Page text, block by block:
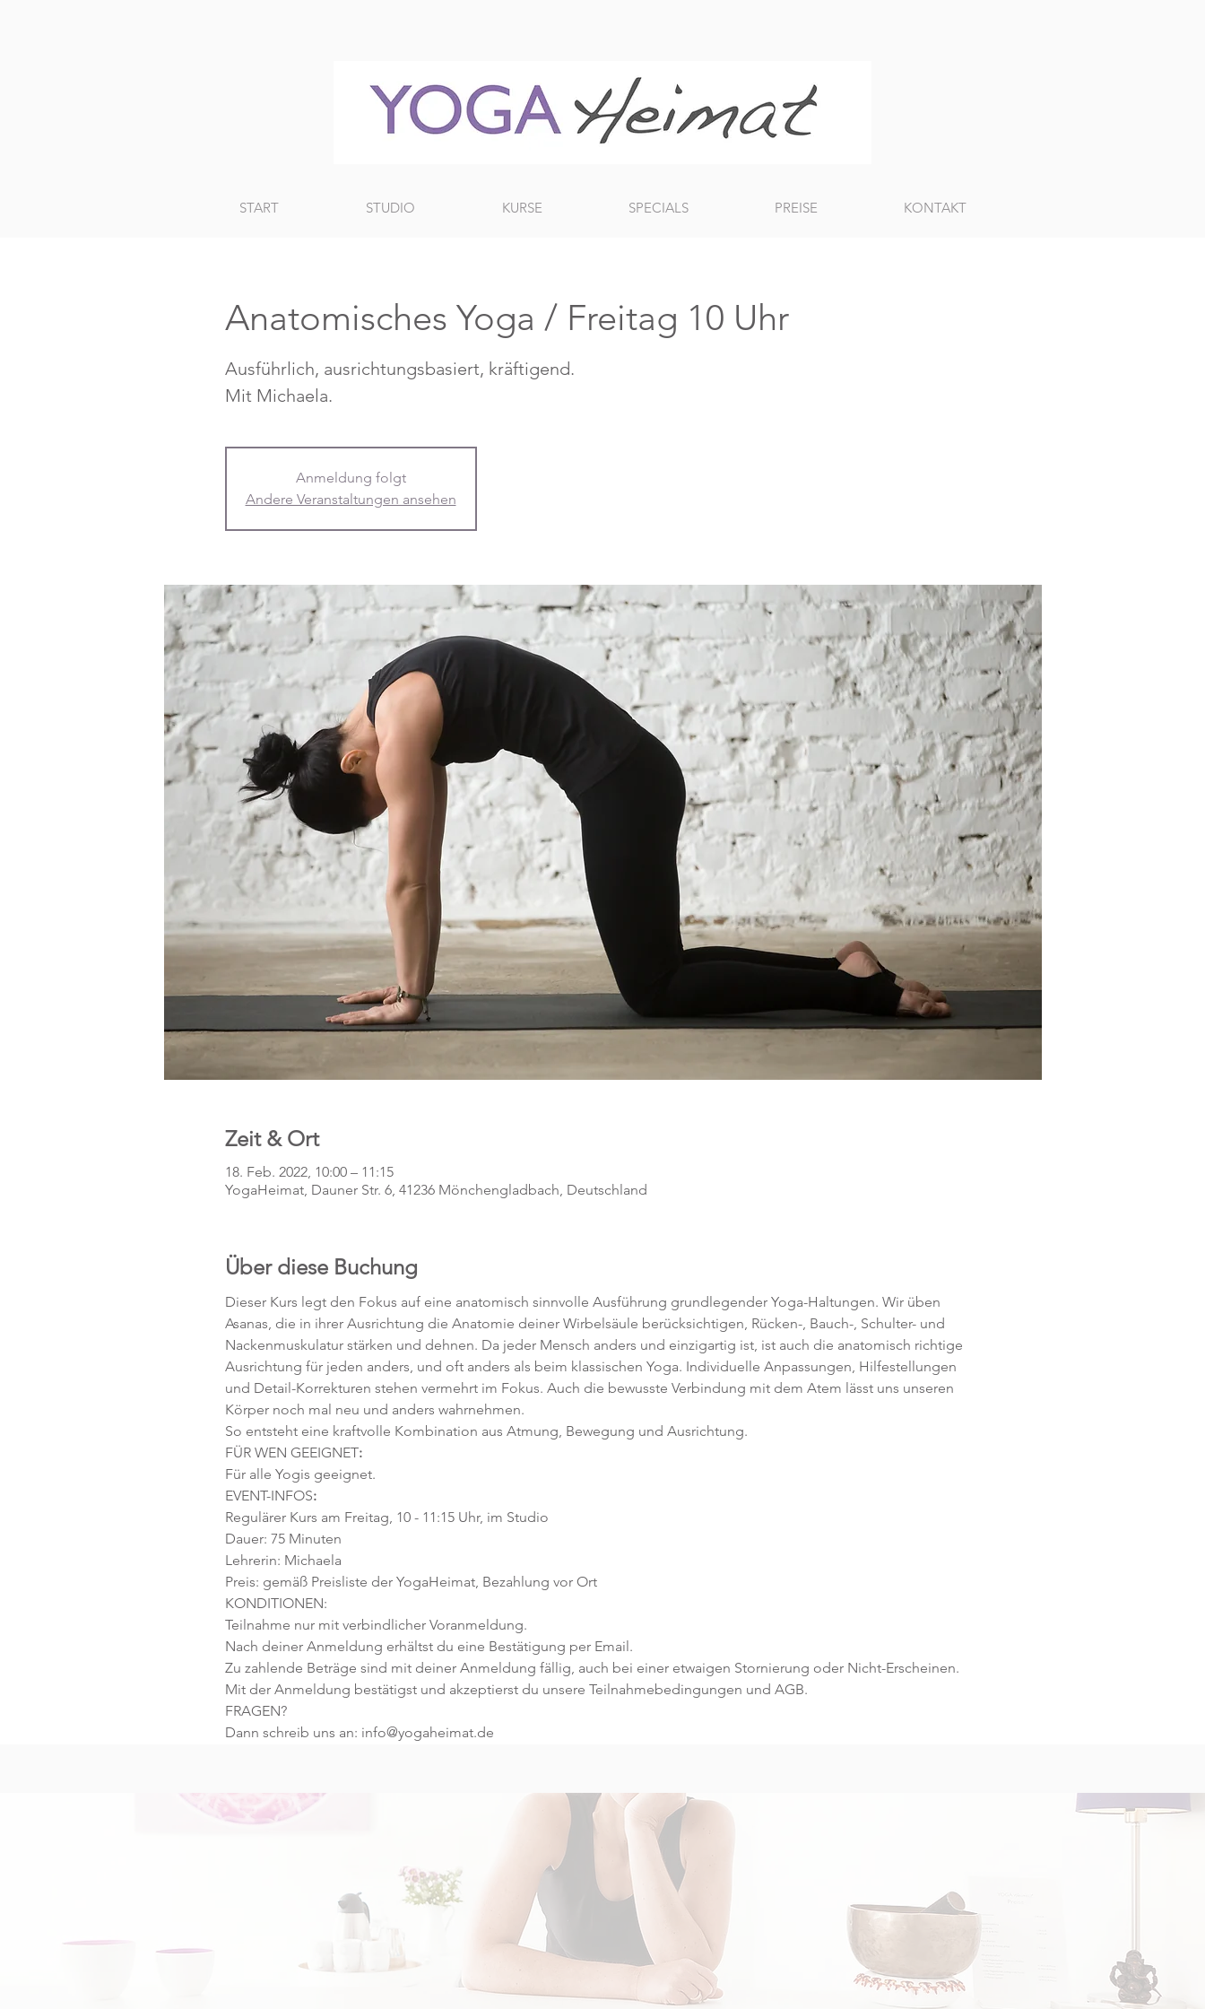
START STUDIO KURSE SPECIALS PREISE KONTAKT
Anatomisches Yoga / Freitag 10 Uhr
Ausführlich, ausrichtungsbasiert, kräftigend.
Mit Michaela.
Anmeldung folgt
Andere Veranstaltungen ansehen
Zeit & Ort
18. Feb. 2022, 10:00 – 11:15
YogaHeimat, Dauner Str. 6, 41236 Mönchengladbach, Deutschland
Über diese Buchung
Dieser Kurs legt den Fokus auf eine anatomisch sinnvolle Ausführung grundlegender Yoga-Haltungen. Wir üben
Asanas, die in ihrer Ausrichtung die Anatomie deiner Wirbelsäule berücksichtigen, Rücken-, Bauch-, Schulter- und
Nackenmuskulatur stärken und dehnen. Da jeder Mensch anders und einzigartig ist, ist auch die anatomisch richtige
Ausrichtung für jeden anders, und oft anders als beim klassischen Yoga. Individuelle Anpassungen, Hilfestellungen
und Detail-Korrekturen stehen vermehrt im Fokus. Auch die bewusste Verbindung mit dem Atem lässt uns unseren
Körper noch mal neu und anders wahrnehmen.
So entsteht eine kraftvolle Kombination aus Atmung, Bewegung und Ausrichtung.
FÜR WEN GEEIGNET:
Für alle Yogis geeignet.
EVENT-INFOS:
Regulärer Kurs am Freitag, 10 - 11:15 Uhr, im Studio
Dauer: 75 Minuten
Lehrerin: Michaela
Preis: gemäß Preisliste der YogaHeimat, Bezahlung vor Ort
KONDITIONEN:
Teilnahme nur mit verbindlicher Voranmeldung.
Nach deiner Anmeldung erhältst du eine Bestätigung per Email.
Zu zahlende Beträge sind mit deiner Anmeldung fällig, auch bei einer etwaigen Stornierung oder Nicht-Erscheinen.
Mit der Anmeldung bestätigst und akzeptierst du unsere Teilnahmebedingungen und AGB.
FRAGEN?
Dann schreib uns an: info@yogaheimat.de